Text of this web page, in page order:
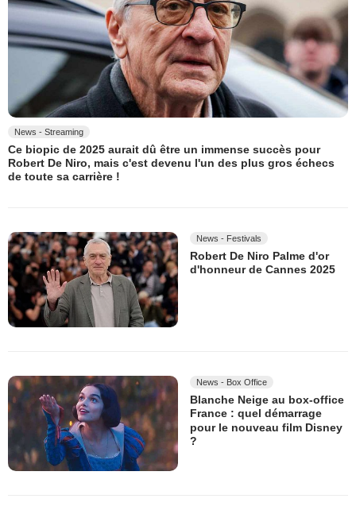
News - Streaming
Ce biopic de 2025 aurait dû être un immense succès pour
Robert De Niro, mais c'est devenu l'un des plus gros échecs
de toute sa carrière !
News - Festivals
Robert De Niro Palme d'or
d'honneur de Cannes 2025
News - Box Office
Blanche Neige au box-office
France : quel démarrage
pour le nouveau film Disney
?